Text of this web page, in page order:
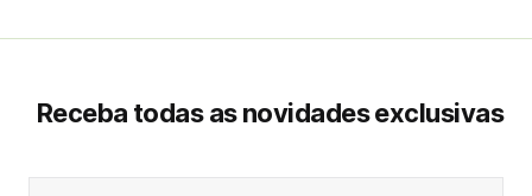
Receba todas as novidades exclusivas